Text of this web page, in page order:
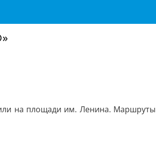
на площади им. Ленина.